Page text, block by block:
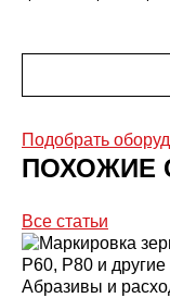
Подобрать
ПОХОЖИЕ
Все статьи
Абразивы и